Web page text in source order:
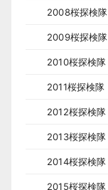
2008桜探検隊
2009桜探検隊
2010桜探検隊
2011桜探検隊
2012桜探検隊
2013桜探検隊
2014桜探検隊
2015桜探検隊